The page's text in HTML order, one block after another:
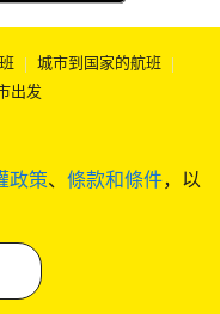
政策、 條款和條件，以
| 城市到国家的航班 |
出发